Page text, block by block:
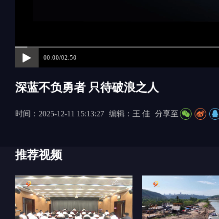
00:00/02:50
深蓝不负勇者 只待破浪之人
时间：2025-12-11 15:13:27 编辑：王 佳 分享至
推荐视频